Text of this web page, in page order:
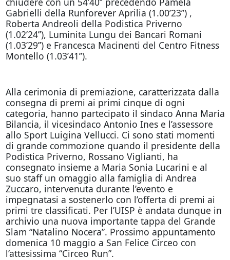
Gabrielli della Runforever Aprilia (1.00’23’’) ,
Roberta Andreoli della Podistica Priverno
(1.02’24’’), Luminita Lungu dei Bancari Romani
(1.03’29’’) e Francesca Macinenti del Centro Fitness
Montello (1.03’41’’).
Alla cerimonia di premiazione, caratterizzata dalla
consegna di premi ai primi cinque di ogni
categoria, hanno partecipato il sindaco Anna Maria
Bilancia, il vicesindaco Antonio Ines e l’assessore
allo Sport Luigina Vellucci. Ci sono stati momenti
di grande commozione quando il presidente della
Podistica Priverno, Rossano Viglianti, ha
consegnato insieme a Maria Sonia Lucarini e al
suo staff un omaggio alla famiglia di Andrea
Zuccaro, intervenuta durante l’evento e
impegnatasi a sostenerlo con l’offerta di premi ai
primi tre classificati. Per l’UISP è andata dunque in
archivio una nuova importante tappa del Grande
Slam “Natalino Nocera”. Prossimo appuntamento
domenica 10 maggio a San Felice Circeo con
l’attesissima “Circeo Run”.